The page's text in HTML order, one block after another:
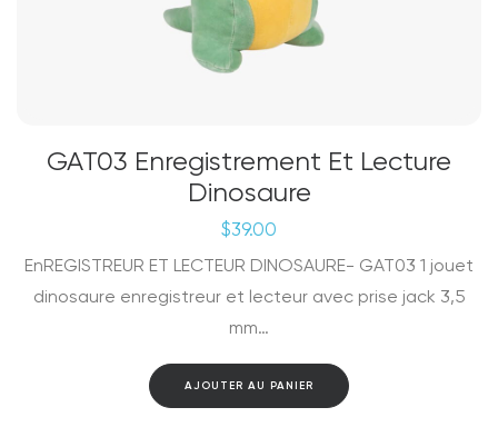
GAT03 Enregistrement Et Lecture
Dinosaure
$39.00
EnREGISTREUR ET LECTEUR DINOSAURE- GAT03 1 jouet
dinosaure enregistreur et lecteur avec prise jack 3,5
mm…
AJOUTER AU PANIER